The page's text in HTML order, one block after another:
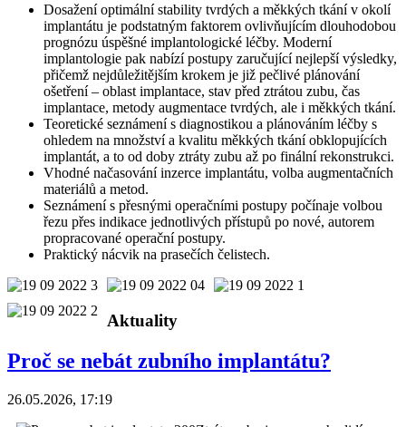
Dosažení optimální stability tvrdých a měkkých tkání v okolí
implantátu je podstatným faktorem ovlivňujícím dlouhodobou
prognózu úspěšné implantologické léčby. Moderní
implantologie pak nabízí postupy zaručující nejlepší výsledky,
přičemž nejdůležitějším krokem je již pečlivé plánování
ošetření – oblast implantace, stav před ztrátou zubu, čas
implantace, metody augmentace tvrdých, ale i měkkých tkání.
Teoretické seznámení s diagnostikou a plánováním léčby s
ohledem na množství a kvalitu měkkých tkání obklopujících
implantát, a to od doby ztráty zubu až po finální rekonstrukci.
Vhodné načasování inzerce implantátu, volba augmentačních
materiálů a metod.
Seznámení s přesnými operačními postupy počínaje volbou
řezu přes indikace jednotlivých přístupů po nové, autorem
propracované operační postupy.
Praktický nácvik na prasečích čelistech.
Aktuality
Proč se nebát zubního implantátu?
26.05.2026, 17:19